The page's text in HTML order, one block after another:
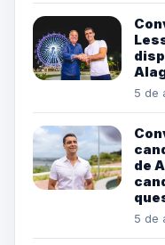
5 de
de
5 de